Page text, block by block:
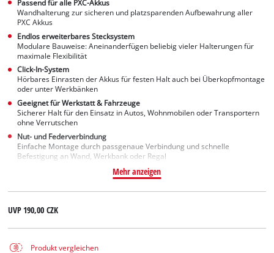
Passend für alle PXC-Akkus
Wandhalterung zur sicheren und platzsparenden Aufbewahrung aller
PXC Akkus
Endlos erweiterbares Stecksystem
Modulare Bauweise: Aneinanderfügen beliebig vieler Halterungen für
maximale Flexibilität
Click-In-System
Hörbares Einrasten der Akkus für festen Halt auch bei Überkopfmontage
oder unter Werkbänken
Geeignet für Werkstatt & Fahrzeuge
Sicherer Halt für den Einsatz in Autos, Wohnmobilen oder Transportern
ohne Verrutschen
Nut- und Federverbindung
Einfache Montage durch passgenaue Verbindung und schnelle
Befestigung an Wand, Werkbank oder Regal
Mehr anzeigen
UVP190,00 CZK
Produkt vergleichen